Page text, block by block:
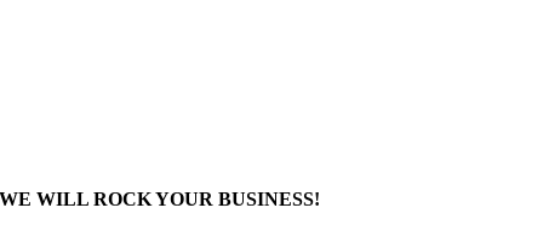
WE WILL ROCK YOUR BUSINESS!